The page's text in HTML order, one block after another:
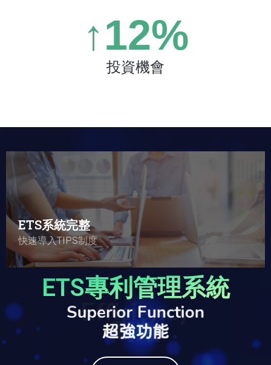
↑19%
投資機會
ETS系統完整
快速導入TIPS制度
符合TIPS規範
從提案、評估、申請、維護、運用的模組，符合
TIPS規範精神，導入ETS，效率、全面落實
ETS專利管理系統
Efficiency
高效